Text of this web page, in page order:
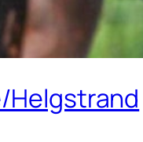
Helgstrand